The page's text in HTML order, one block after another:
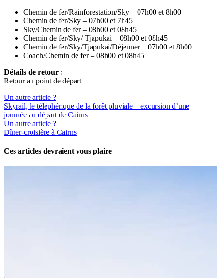
Chemin de fer/Rainforestation/Sky – 07h00 et 8h00
Chemin de fer/Sky – 07h00 et 7h45
Sky/Chemin de fer – 08h00 et 08h45
Chemin de fer/Sky/ Tjapukai – 08h00 et 08h45
Chemin de fer/Sky/Tjapukai/Déjeuner – 07h00 et 8h00
Coach/Chemin de fer – 08h00 et 08h45
Détails de retour :
Retour au point de départ
Un autre article ?
Skyrail, le téléphérique de la forêt pluviale – excursion d’une
journée au départ de Cairns
Un autre article ?
Dîner-croisière à Cairns
Ces articles devraient vous plaire